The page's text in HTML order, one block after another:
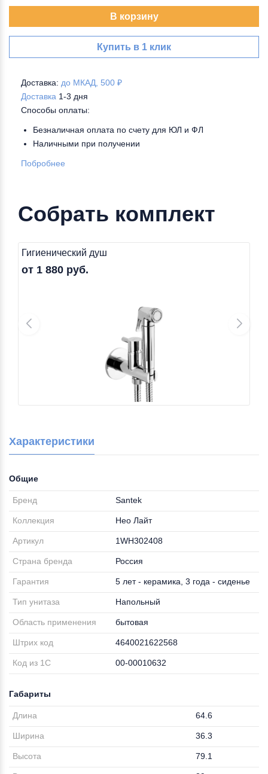
В корзину
Купить в 1 клик
Доставка: до МКАД, 500 ₽
Доставка 1-3 дня
Способы оплаты:
Безналичная оплата по счету для ЮЛ и ФЛ
Наличными при получении
Побробнее
Собрать комплект
Гигиенический душ
от 1 880 руб.
Характеристики
Общие
Бренд Santek
Коллекция Нео Лайт
Артикул 1WH302408
Страна бренда Россия
Гарантия 5 лет - керамика, 3 года - сиденье
Тип унитаза Напольный
Область применения бытовая
Штрих код 4640021622568
Код из 1С 00-00010632
Габариты
Длина 64.6
Ширина 36.3
Высота 79.1